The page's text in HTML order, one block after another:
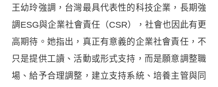
王幼玲強調，台灣最具代表性的科技企業，長期強
調ESG與企業社會責任（CSR），社會也因此有更
高期待。她指出，真正有意義的企業社會責任，不
只是提供工讀、活動或形式支持，而是願意調整職
場、給予合理調整，建立支持系統、培養主管與同